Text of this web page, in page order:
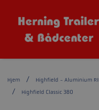
Hjem Highfield - Aluminium
Highfield Classic 380